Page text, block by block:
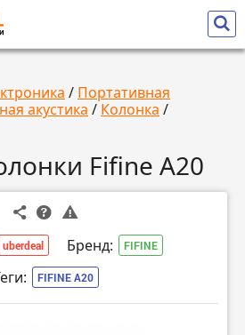
/ Портативная
акустика / Колонка /
Fifine A20
uberdeal Бренд: FIFINE
FIFINE А20